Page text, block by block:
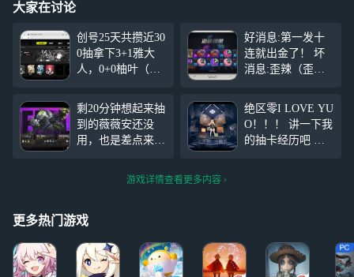
大家在讨论
创号25天共攒近30
0抽拿下3+1雅大
人，0+0柚叶（虽
大人准备的），歪
了十一号与猫又都
是20抽提前金。第
一次运气这么好~
好消息:第一发十
连就出金了！ 坏
消息:歪辣（歪到
息:第三十发又出
金了！ 最后统计1
00抽，给雅补了个
专武，又因为被柚
剩20分钟想起来抽
到的薇薇安还没
用，也是差点来不
局这个庞培我是用
伊芙还是简薇薇安
纠结
绝区零I LOVE YU
O！！！ 讲一下我
的抽卡经历吧 小
都没歪！！ 橘福
福专武3发
游戏详情查看更多内容
更多热门游戏